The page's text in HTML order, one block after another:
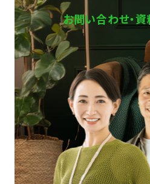
お問い合わせ・